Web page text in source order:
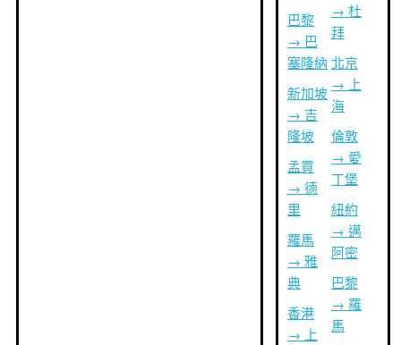
巴黎
→ 巴
塞隆納
新加坡
→ 吉
隆坡
孟買
→ 德
里
羅馬
→ 雅
典
香港
→ 上
→ 杜
拜
北京
→ 上
海
倫敦
→ 愛
丁堡
紐約
→ 邁
阿密
巴黎
→ 羅
馬